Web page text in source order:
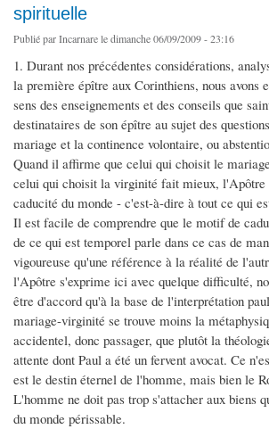
spirituelle
Publié parIncarnarele dimanche 06/09/2009 - 23:16
1. Durant nos précédentes considérations,
la première épître aux Corinthiens, nous avons
sens des enseignements et des conseils que
destinataires de son épître au sujet des
mariage et la continence volontaire, ou
Quand il affirme que celui qui choisit le
celui qui choisit la virginité fait mieux, l'Apôtre
caducité du monde - c'est-à-dire à tout ce qui
Il est facile de comprendre que le motif de
de ce qui est temporel parle dans ce cas de
vigoureuse qu'une référence à la réalité de
l'Apôtre s'exprime ici avec quelque difficulté,
être d'accord qu'à la base de l'interprétation
mariage-virginité se trouve moins la
accidentel, donc passager, que plutôt la
attente dont Paul a été un fervent avocat. Ce
est le destin éternel de l'homme, mais bien le
L'homme ne doit pas trop s'attacher aux biens
du monde périssable.